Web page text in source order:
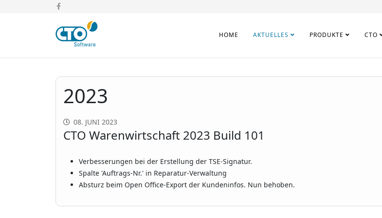
HOME AKTUELLES PRODUKTE CTO
2023
08. JUNI 2023
CTO Warenwirtschaft 2023 Build 101
Verbesserungen bei der Erstellung der TSE-Signatur.
Spalte 'Auftrags-Nr.' in Reparatur-Verwaltung
Absturz beim Open Office-Export der Kundeninfos. Nun behoben.